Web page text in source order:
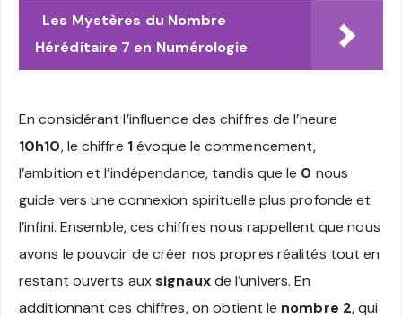
Les Mystères du Nombre
Héréditaire 7 en Numérologie
En considérant l’influence des chiffres de l’heure
10h10, le chiffre 1évoque le commencement,
l’ambition et l’indépendance, tandis que le 0 nous
guide vers une connexion spirituelle plus profonde et
l’infini. Ensemble, ces chiffres nous rappellent que nous
avons le pouvoir de créer nos propres réalités tout en
restant ouverts auxsignauxde l’univers. En
additionnant ces chiffres, on obtient le nombre 2, qui